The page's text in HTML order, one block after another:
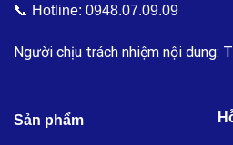
📞 Hotline: 0948.07.09.09
Người chịu trách nhiệm nội dung:
Sản phẩm